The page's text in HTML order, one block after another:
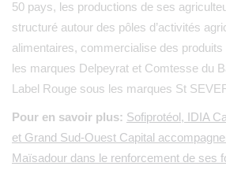
50 pays, les productions de ses
structuré autour des pôles d’activités
alimentaires, commercialise des
les marques Delpeyrat et Comtesse du
Label Rouge sous les marques St
Pour en savoir plus: Sofiprotéol, IDIA
et Grand Sud-Ouest Capital
Maïsadour dans le renforcement de ses